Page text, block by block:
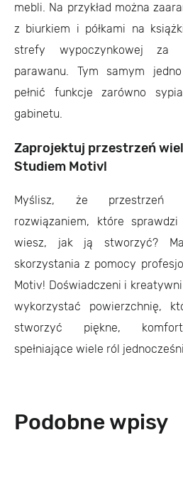
mebli. Na przykład można
z biurkiem i półkami na
strefy wypoczynkowej za
parawanu. Tym samym
pełnić funkcje zarówno
gabinetu.
Zaprojektuj przestrzeń
Studiem Motiv!
Myślisz, że przestrzeń
rozwiązaniem, które
wiesz, jak ją stworzyć?
skorzystania z pomocy
Motiv! Doświadczeni i
wykorzystać powierzchnię,
stworzyć piękne,
spełniające wiele ról
Podobne wpisy